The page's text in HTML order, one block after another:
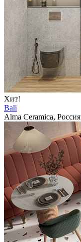
Хит!
Bali
Alma Ceramica, Россия